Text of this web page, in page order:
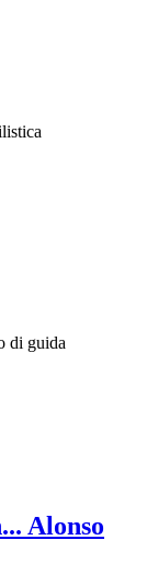
di guida
Alonso